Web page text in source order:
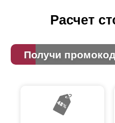
Расчет
Получи